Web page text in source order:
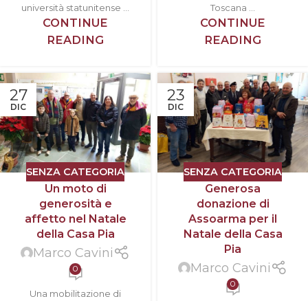
università statunitense ...
CONTINUE
READING
Toscana ...
CONTINUE
READING
27
DIC
SENZA CATEGORIA
Un moto di
generosità e
affetto nel Natale
della Casa Pia
Marco Cavini
0
Una mobilitazione di
23
DIC
SENZA CATEGORIA
Generosa
donazione di
Assoarma per il
Natale della Casa
Pia
Marco Cavini
0